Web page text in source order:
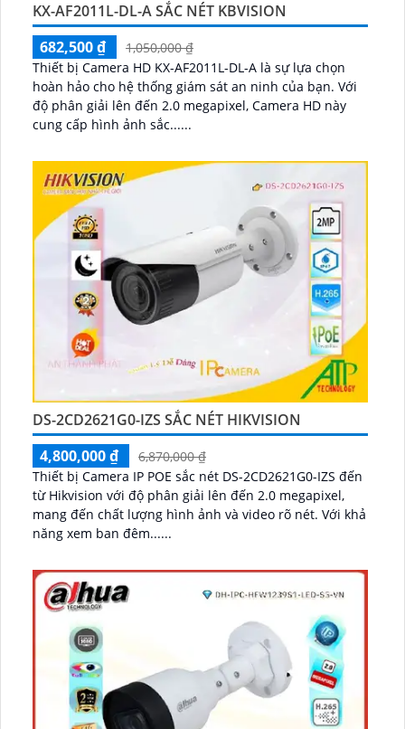
KX-AF2011L-DL-A SẮC NÉT KBVISION
682,500 ₫
1,050,000 ₫
Thiết bị Camera HD KX-AF2011L-DL-A là sự lựa chọn
hoàn hảo cho hệ thống giám sát an ninh của bạn. Với
độ phân giải lên đến 2.0 megapixel, Camera HD này
cung cấp hình ảnh sắc......
DS-2CD2621G0-IZS SẮC NÉT HIKVISION
4,800,000 ₫
6,870,000 ₫
Thiết bị Camera IP POE sắc nét DS-2CD2621G0-IZS đến
từ Hikvision với độ phân giải lên đến 2.0 megapixel,
mang đến chất lượng hình ảnh và video rõ nét. Với khả
năng xem ban đêm......